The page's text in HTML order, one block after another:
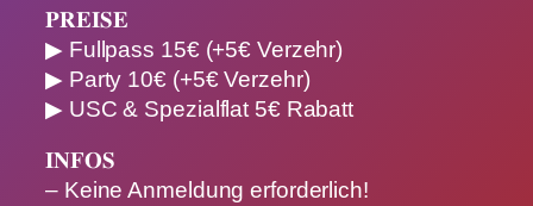
𝐏𝐑𝐄𝐈𝐒𝐄
▶︎ Fullpass 15€ (+5€ Verzehr)
▶︎ Party 10€ (+5€ Verzehr)
▶︎ USC & Spezialflat 5€ Rabatt
𝐈𝐍𝐅𝐎𝐒
– Keine Anmeldung erforderlich!